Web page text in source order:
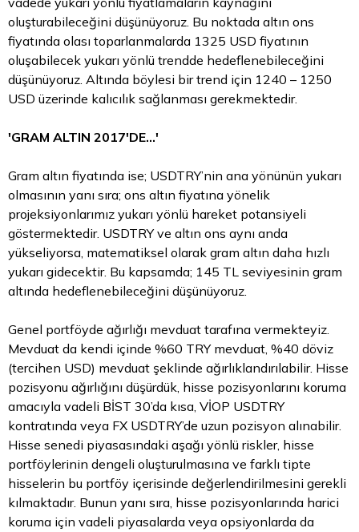
oluşturabileceğini düşünüyoruz. Bu noktada altın ons
fiyatında olası toparlanmalarda 1325 USD fiyatının
oluşabilecek yukarı yönlü trendde hedeflenebileceğini
düşünüyoruz. Altında böylesi bir trend için 1240 – 1250
USD üzerinde kalıcılık sağlanması gerekmektedir.
'GRAM ALTIN 2017'DE...'
Gram altın fiyatında ise; USDTRY’nin ana yönünün yukarı
olmasının yanı sıra; ons altın fiyatına yönelik
projeksiyonlarımız yukarı yönlü hareket potansiyeli
göstermektedir. USDTRY ve altın ons aynı anda
yükseliyorsa, matematiksel olarak gram altın daha hızlı
yukarı gidecektir. Bu kapsamda; 145 TL seviyesinin gram
altında hedeflenebileceğini düşünüyoruz.
Genel portföyde ağırlığı mevduat tarafına vermekteyiz.
Mevduat da kendi içinde %60 TRY mevduat, %40 döviz
(tercihen USD) mevduat şeklinde ağırlıklandırılabilir. Hisse
pozisyonu ağırlığını düşürdük, hisse pozisyonlarını koruma
amacıyla vadeli BİST 30’da kısa, VİOP USDTRY
kontratında veya FX USDTRY’de uzun pozisyon alınabilir.
Hisse senedi piyasasındaki aşağı yönlü riskler, hisse
portföylerinin dengeli oluşturulmasına ve farklı tipte
hisselerin bu portföy içerisinde değerlendirilmesini gerekli
kılmaktadır. Bunun yanı sıra, hisse pozisyonlarında harici
koruma için vadeli piyasalarda veya opsiyonlarda da